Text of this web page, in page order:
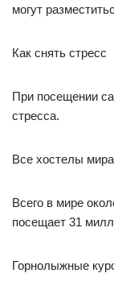
могут
Как снять стресс
При посещении
стресса.
Все хостелы мира
Всего в мире
посещает 31
Горнолыжные